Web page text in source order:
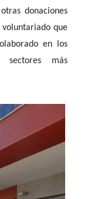
donaciones
que
en los
más